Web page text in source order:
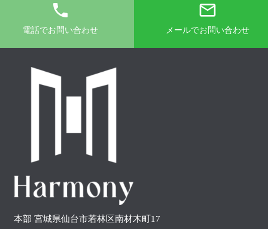
phone
電話でお問い合わせ
mail_outline
メールでお問い合わせ
本部 宮城県仙台市若林区南材木町17